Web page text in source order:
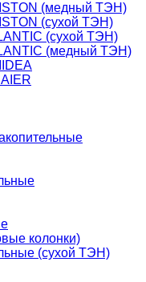
(медный ТЭН)
(сухой ТЭН)
(сухой ТЭН)
(медный ТЭН)
колонки)
(сухой ТЭН)